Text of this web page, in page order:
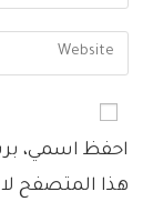
احفظ اسمي،
هذا المتصفح